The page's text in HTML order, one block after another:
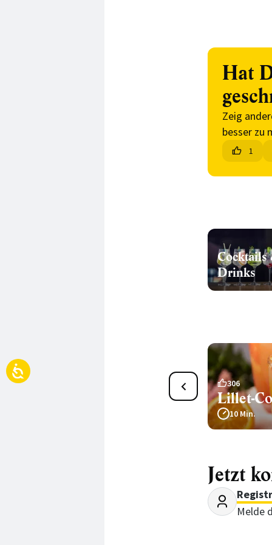
Hat
Zeig
besser zu
1
Cocktails
Drinks
9 306
Lillet-
10 Min.
Jetzt
Melde